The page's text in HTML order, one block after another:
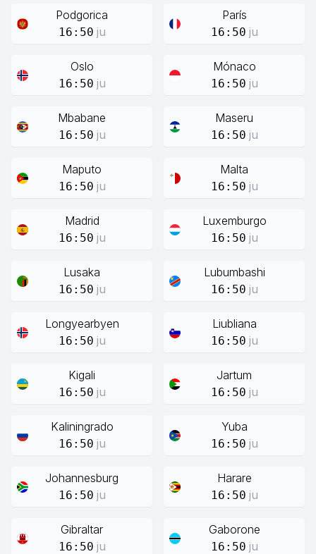
Podgorica
16:50 ju
París
16:50 ju
Oslo
16:50 ju
Mónaco
16:50 ju
Mbabane
16:50 ju
Maseru
16:50 ju
Maputo
16:50 ju
Malta
16:50 ju
Madrid
16:50 ju
Luxemburgo
16:50 ju
Lusaka
16:50 ju
Lubumbashi
16:50 ju
Longyearbyen
16:50 ju
Liubliana
16:50 ju
Kigali
16:50 ju
Jartum
16:50 ju
Kaliningrado
16:50 ju
Yuba
16:50 ju
Johannesburg
16:50 ju
Harare
16:50 ju
Gibraltar
16:50 ju
Gaborone
16:50 ju